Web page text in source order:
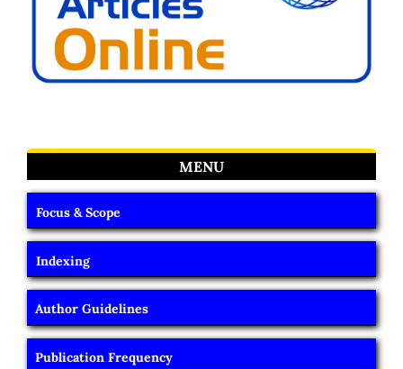
MENU
Focus & Scope
Indexing
Author Guidelines
Publication Frequency